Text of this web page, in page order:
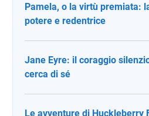
Pamela, o la virtù premiata:
potere e redentrice
Jane Eyre: il coraggio
cerca di sé
Le avventure di Huckleberry